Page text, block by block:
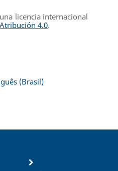
licencia internacional
4.0.
(Brasil)